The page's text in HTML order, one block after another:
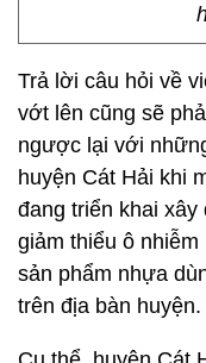
Trả lời câu hỏi về
vớt lên cũng sẽ
ngược lại với
huyện Cát Hải khi
đang triển khai
giảm thiểu ô nhiễm
sản phẩm nhựa
trên địa bàn huyện.